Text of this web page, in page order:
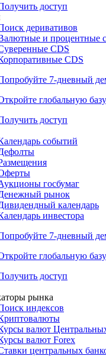
доступ
деривативов
и процентные
CDS
CDS
7-дневный
глобальную
доступ
событий
госбумаг
рынок
календарь
инвестора
7-дневный
глобальную
доступ
рынка
индексов
валют
валют Forex
центральных